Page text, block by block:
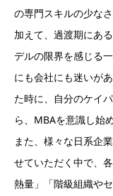
の専門スキルの少な
加えて、過渡期にあ
デルの限界を感じる
にも会社にも迷いが
た時に、自分のケイ
ら、MBAを意識し始
また、様々な日系企
せていただく中で、
熱量」「階級組織や